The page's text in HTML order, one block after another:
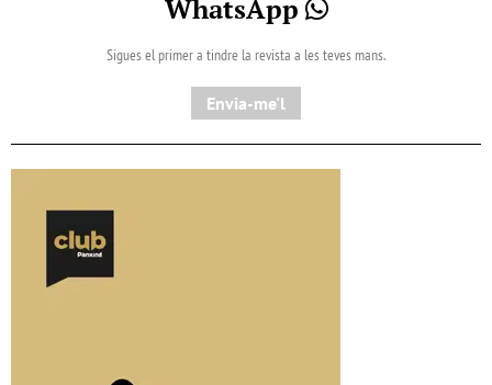
WhatsApp
Sigues el primer a tindre la revista a les teves mans.
Envia-me'l